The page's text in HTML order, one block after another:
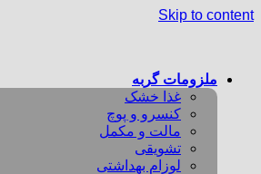
Skip to content
ملزومات گربه
غذا خشک
کنسرو و پوچ
مالت و مکمل
تشویقی
لوزام بهداشتی